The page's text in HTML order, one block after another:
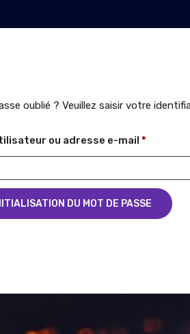
oublié ? Veuillez saisir votre
ou adresse e-mail *
DU MOT DE PASSE